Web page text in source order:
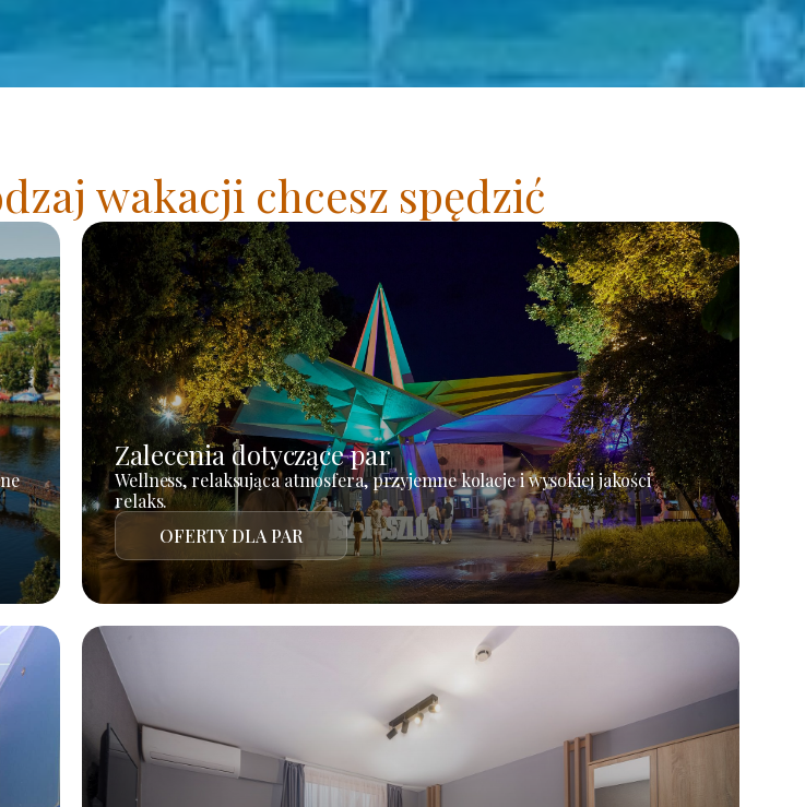
wakacji chcesz spędzić
Zalecenia dotyczące par
Wellness, relaksująca atmosfera, przyjemne kolacje i wysokiej jakości
relaks.
OFERTY DLA PAR